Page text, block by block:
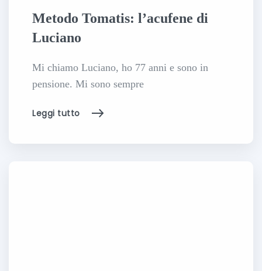
Metodo Tomatis: l’acufene di
Luciano
Mi chiamo Luciano, ho 77 anni e sono in
pensione. Mi sono sempre
Leggi tutto